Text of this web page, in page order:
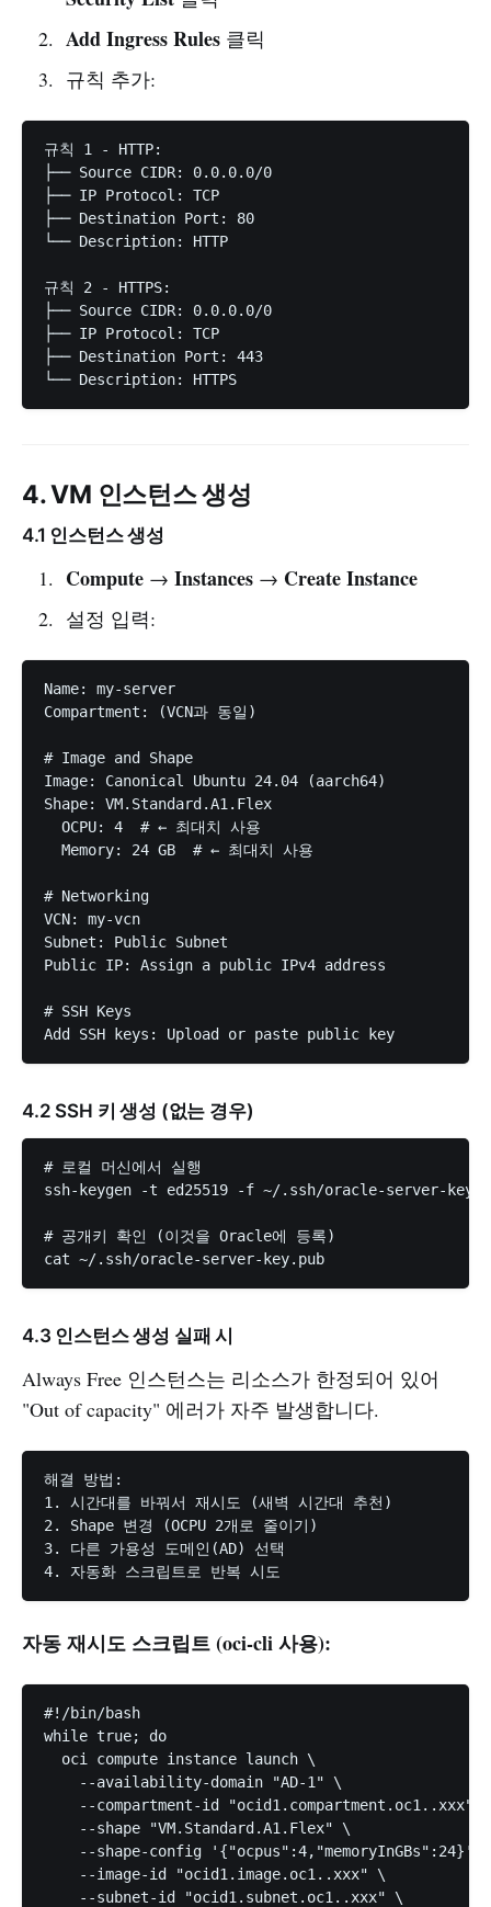
Add Ingress Rules클릭
규칙 추가:
규칙 1 - HTTP:
├── Source CIDR: 0.0.0.0/0
├── IP Protocol: TCP
├── Destination Port: 80
└── Description: HTTP
규칙 2 - HTTPS:
├── Source CIDR: 0.0.0.0/0
├── IP Protocol: TCP
├── Destination Port: 443
4. VM 인스턴스 생성
4.1 인스턴스 생성
Compute→ Instances→ Create Instance
설정 입력:
Name: my-server
Compartment: (VCN과 동일)
# Image and Shape
Image: Canonical Ubuntu 24.04 (aarch64)
Shape: VM.Standard.A1.Flex
  OCPU: 4  # ← 최대치 사용
  Memory: 24 GB  # ← 최대치 사용
# Networking
VCN: my-vcn
Subnet: Public Subnet
Public IP: Assign a public IPv4 address
# SSH Keys
4.2 SSH 키 생성 (없는 경우)
# 로컬 머신에서 실행
ssh-keygen -t ed25519 -f ~/.ssh/oracle-server-key
# 공개키 확인 (이것을 Oracle에 등록)
4.3 인스턴스 생성 실패 시
Always Free 인스턴스는 리소스가 한정되어 있어
"Out of capacity" 에러가 자주 발생합니다.
해결 방법:
1. 시간대를 바꿔서 재시도 (새벽 시간대 추천)
2. Shape 변경 (OCPU 2개로 줄이기)
3. 다른 가용성 도메인(AD) 선택
자동 재시도 스크립트 (oci-cli 사용):
#!/bin/bash
while true; do
  oci compute instance launch \
    --availability-domain "AD-1" \
    --compartment-id "ocid1.compartment.oc1..xxx" \
    --shape "VM.Standard.A1.Flex" \
    --shape-config '{"ocpus":4,"memoryInGBs":24}' \
    --image-id "ocid1.image.oc1..xxx" \
    --subnet-id "ocid1.subnet.oc1..xxx" \